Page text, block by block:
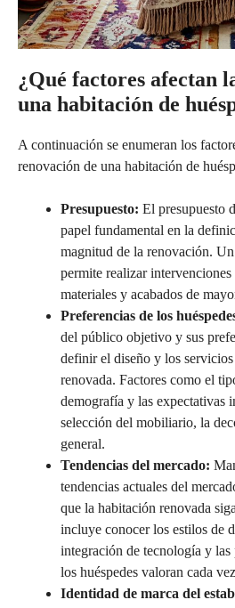
¿Qué factores afectan
una habitación de
A continuación se enumeran los
renovación de una habitación de
Presupuesto: El presupuesto
papel fundamental en la
magnitud de la renovación.
permite realizar
materiales y acabados de
Preferencias de los
del público objetivo y sus
definir el diseño y los
renovada. Factores como el
demografía y las expectativas
selección del mobiliario, la
general.
Tendencias del mercado:
tendencias actuales del
que la habitación renovada
incluye conocer los estilos de
integración de tecnología y las
los huéspedes valoran cada
Identidad de marca del